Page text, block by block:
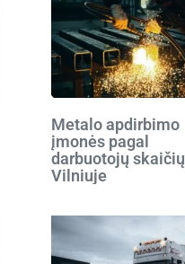
Metalo apdirbimo
įmonės pagal
darbuotojų skaičių
Vilniuje